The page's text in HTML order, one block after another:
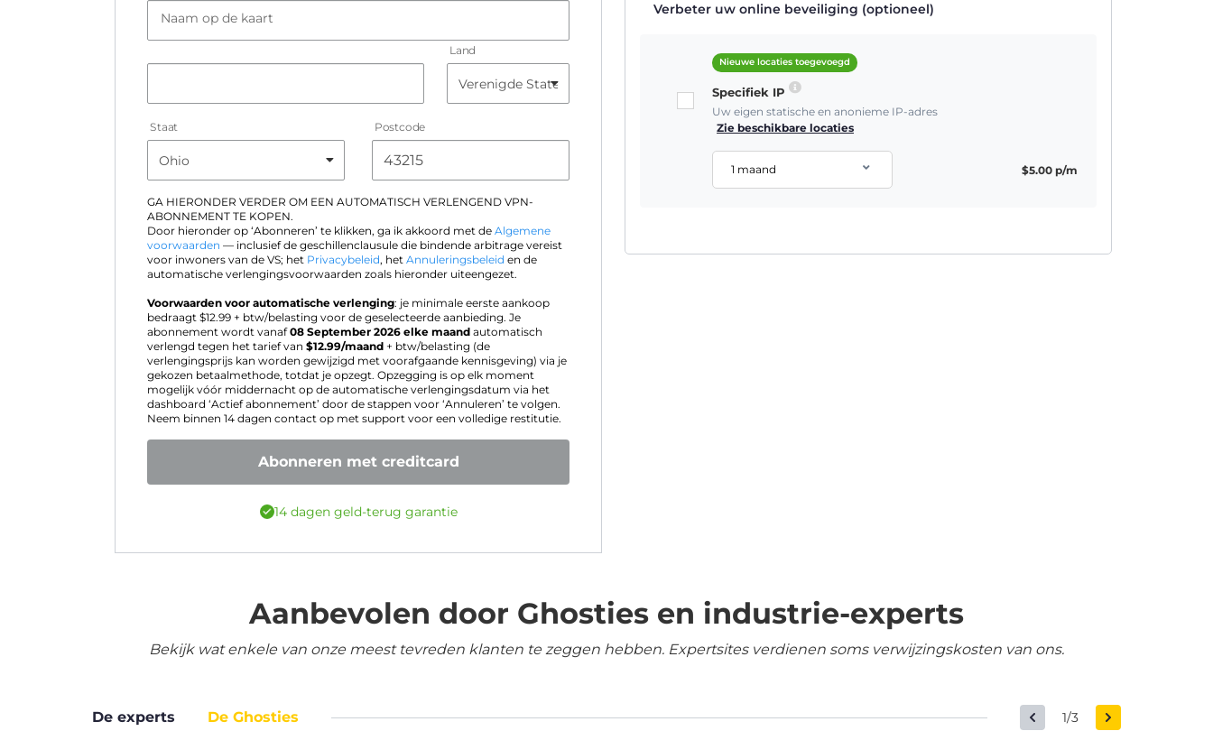
Naam op de kaart
Land
Staat Postcode
GA HIERONDER VERDER OM EEN AUTOMATISCH VERLENGEND VPN-
ABONNEMENT TE KOPEN.
Door hieronder op ‘Abonneren’ te klikken, ga ik akkoord met de Algemene
voorwaarden — inclusief de geschillenclausule die bindende arbitrage vereist
voor inwoners van de VS; het Privacybeleid, het Annuleringsbeleid en de
automatische verlengingsvoorwaarden zoals hieronder uiteengezet.
Voorwaarden voor automatische verlenging: je minimale eerste aankoop
bedraagt $12.99 + btw/belasting voor de geselecteerde aanbieding. Je
abonnement wordt vanaf08 September 2026 elke maand automatisch
verlengd tegen het tarief van $12.99/maand + btw/belasting (de
verlengingsprijs kan worden gewijzigd met voorafgaande kennisgeving) via je
gekozen betaalmethode, totdat je opzegt. Opzegging is op elk moment
mogelijk vóór middernacht op de automatische verlengingsdatum via het
dashboard ‘Actief abonnement’ door de stappen voor ‘Annuleren’ te volgen.
Neem binnen 14 dagen contact op met support voor een volledige restitutie.
Abonneren met creditcard
14 dagen geld-terug garantie
Verbeter uw online beveiliging (optioneel)
Nieuwe locaties toegevoegd
Specifiek IP
Uw eigen statische en anonieme IP-adres
Zie beschikbare locaties
1 maand $5.00 p/m
Aanbevolen door Ghosties en industrie-experts
Bekijk wat enkele van onze meest tevreden klanten te zeggen hebben. Expertsites verdienen soms verwijzingskosten van ons.
De experts De Ghosties 1/3